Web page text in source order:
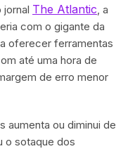
The Atlantic, a
com o gigante da
oferecer ferramentas
até uma hora de
de erro menor
aumenta ou diminui de
o sotaque dos